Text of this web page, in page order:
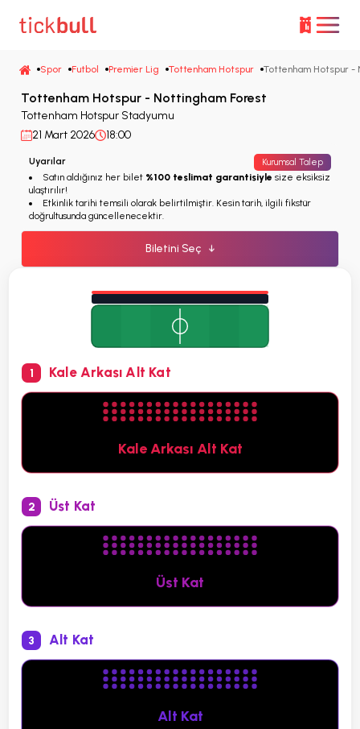
Spor Futbol Premier Lig Tottenham Hotspur Tottenham Hotspur -
1 Kale Arkası Alt Kat
Kale Arkası Alt Kat
2 Üst Kat
Üst Kat
3 Alt Kat
Alt Kat
Tottenham Hotspur - Nottingham Forest
Tottenham Hotspur Stadyumu
21 Mart 2026
18:00
Uyarılar Kurumsal Talep
Satın aldığınız her bilet %100 teslimat garantisiyle size eksiksiz
ulaştırılır!
Etkinlik tarihi temsili olarak belirtilmiştir. Kesin tarih, ilgili fikstür
doğrultusunda güncellenecektir.
Biletini Seç ↓